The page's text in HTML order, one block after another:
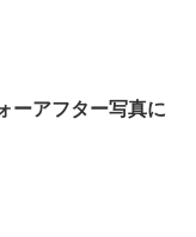
ーアフター写真に